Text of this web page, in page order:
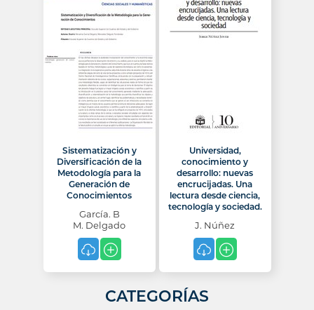
Sistematización y
Diversificación de la
Metodología para la
Generación de
Conocimientos
García. B
M. Delgado
Universidad,
conocimiento y
desarrollo: nuevas
encrucijadas. Una
lectura desde ciencia,
tecnología y sociedad.
J. Núñez
CATEGORÍAS